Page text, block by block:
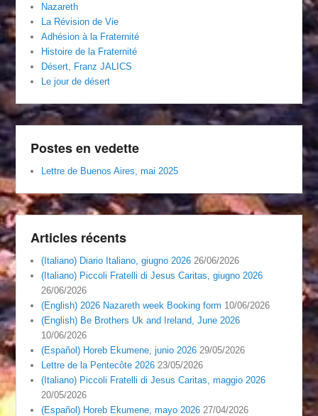
Nazareth
La Révision de Vie
Adhésion à la Fraternité
Histoire de la Fraternité
Désert, Franz JALICS
Le jour de désert
Postes en vedette
Lettre de Buenos Aires, mai 2025
Articles récents
(Italiano) Diario Italiano, giugno 2026 26/06/2026
(Italiano) Piccoli Fratelli di Jesus Caritas, giugno 2026
26/06/2026
(English) 2026 Nazareth week Booking form 10/06/2026
(English) Be Brothers Uk and Ireland, June 2026
10/06/2026
(Español) Horeb Ekumene, junio 2026 29/05/2026
Lettre de la Pentecôte 2026 23/05/2026
(Italiano) Piccoli Fratelli di Jesus Caritas, maggio 2026
20/05/2026
(Español) Horeb Ekumene, mayo 2026 27/04/2026